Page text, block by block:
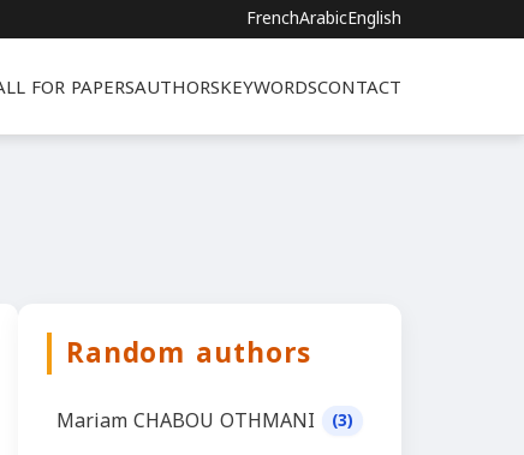
FrenchArabicEnglish
FOR PAPERSAUTHORSKEYWORDSCONTACT
Random authors
Mariam CHABOU OTHMANI (3)